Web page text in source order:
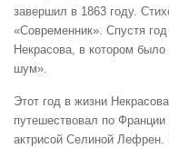
завершил в 1863 году.
«Современник». Спустя
Некрасова, в котором
шум».
Этот год в жизни
путешествовал по
актрисой Селиной Лефрен.